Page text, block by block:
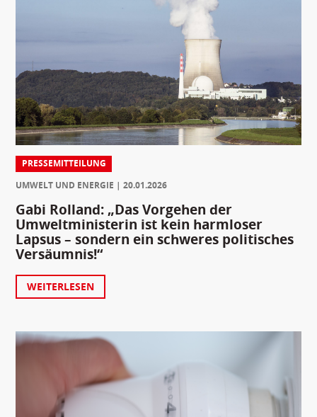
PRESSEMITTEILUNG
UMWELT UND ENERGIE
20.01.2026
Gabi Rolland: „Das Vorgehen der
Umweltministerin ist kein harmloser
Lapsus – sondern ein schweres politisches
Versäumnis!“
WEITERLESEN